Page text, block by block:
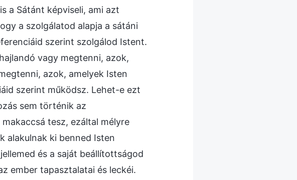
a Sátánt képviseli, ami azt
a szolgálatod alapja a sátáni
szerint szolgálod Istent.
vagy megtenni, azok,
azok, amelyek Isten
szerint működsz. Lehet-e ezt
sem történik az
tesz, ezáltal mélyre
alakulnak ki benned Isten
és a saját beállítottságod
ember tapasztalatai és leckéi.